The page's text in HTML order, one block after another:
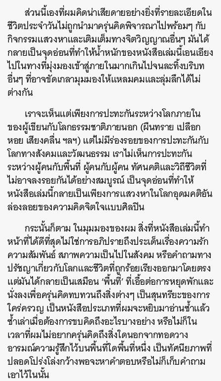
ส่วนนี้เองที่ผมคิดน่าเสียดายอย่างยิ่งที่รายละเอียดใน
ชีวิตประจำวันไม่ถูกนำมาครุ่นคิดพิจารณาไปพร้อมๆ กับ
กิจกรรมแสวงหาและเติมเต็มทางจิตวิญญาณอื่นๆ มันได้
กลายเป็นจุดอ่อนที่ทำให้น้ำหนักของหนังสือเล่มนี้เอนเอียง
ไปในทางที่มุ่งมองเข้าสู่ภายในมากเกินไปจนละทิ้งบริบท
อื่นๆ ที่อาจขัดเกลามุมมองให้แหลมคมและลุ่มลึกได้ไม่
ต่างกัน
เราจะเห็นแต่เพียงการปะทะกันระหว่างโลกภายใน
ของผู้เขียนกับโลกธรรมชาติภายนอก (ผืนทราย เปลือก
หอย เสียงคลื่น ฯลฯ) แต่ไม่มีร่องรอยของการปะทะกันกับ
โลกทางสังคมและวัฒนธรรม เราไม่เห็นการปะทะกัน
ระหว่างผู้คนกับพื้นที่ ผู้คนกับผู้คน ทัศนคติและวิถีชีวิตที่
ไม่อาจลงรอยกันได้อย่างสมบูรณ์ เป็นจุดอ่อนที่ทำให้
หนังสือเล่มนี้กลายเป็นเพียงการแสวงหาในโลกอุดมคติอัน
ล่องลอยของความคิดจิตใจแบบศิลปิน
กระนั้นก็ตาม ในมุมมองของผม สิ่งที่หนังสือเล่มนี้ทำ
หน้าที่ได้ดีที่สุดไม่ใช่การอภิปรายถึงประเด็นเรื่องความรัก
ความสัมพันธ์ สภาพความเป็นไปในสังคม หรือคำถามทาง
ปรัชญาเกี่ยวกับโลกและชีวิตที่ถูกร้อยเรียงออกมาโดยตรง
แต่มันได้กลายเป็นเสมือน ‘พื้นที่’ ที่เอื้อต่อการหยุดพักและ
นั่งลงเพื่อครุ่นคิดทบทวนถึงสิ่งต่างๆ เป็นสุนทรียะของการ
ใคร่ครวญ เป็นหนังสือประเภทที่ผมจะหยิบมาอ่านซ้ำแล้ว
ซ้ำเล่าเมื่อต้องการขบคิดถึงอะไรบางอย่าง หรือไม่ก็ใน
เวลาที่ผมไม่อยากครุ่นคิดถึงสิ่งใดนอกจากทอดวาง
อารมณ์ความรู้สึกไว้บนพื้นที่ใดพื้นที่หนึ่ง เป็นทัศนียภาพที่
ปลอดโปร่งโล่งกว้างพอจะหาคำตอบหรือไม่ก็เก็บคำถาม
เอาไว้ในนั้น